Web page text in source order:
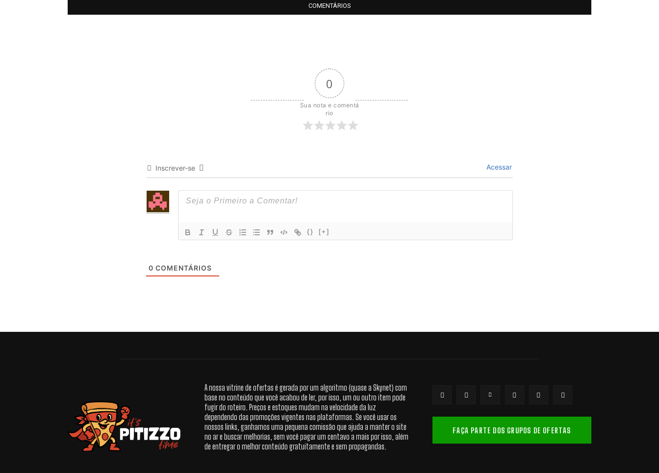
COMENTÁRIOS
0
Sua nota e comentá
rio
Inscrever-se Acessar
{} [+]
0 COMENTÁRIOS
A nossa vitrine de ofertas é gerada por um algoritmo (quase a Skynet) com
base no conteúdo que você acabou de ler, por isso, um ou outro item pode
fugir do roteiro. Preços e estoques mudam na velocidade da luz
dependendo das promoções vigentes nas plataformas. Se você usar os
nossos links, ganhamos uma pequena comissão que ajuda a manter o site
no ar e buscar melhorias, sem você pagar um centavo a mais por isso, além
de entregar o melhor conteúdo gratuitamente e sem propagandas.
FAÇA PARTE DOS GRUPOS DE OFERTAS